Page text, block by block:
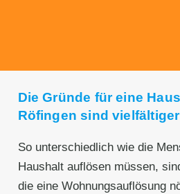
Die Gründe für eine
Röfingen sind
So unterschiedlich wie die
Haushalt auflösen müssen,
die eine Wohnungsauflösung